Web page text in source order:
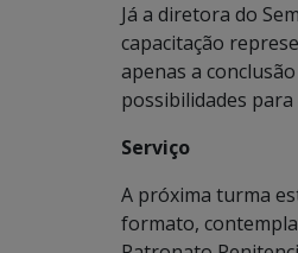
Já a diretora do
capacitação
apenas a
possibilidades
Serviço
A próxima turma
formato,